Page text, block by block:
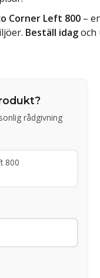
Corner Left 800 –
Beställ idagoch
rådgivning
800